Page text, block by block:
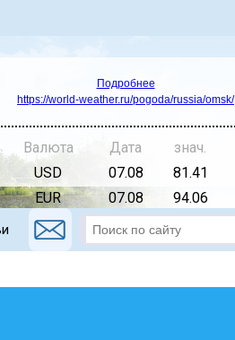
Подробнее
https://world-weather.ru/pogoda/russia/omsk/
Валюта Дата знач.
USD 07.08 81.41
EUR 07.08 94.06